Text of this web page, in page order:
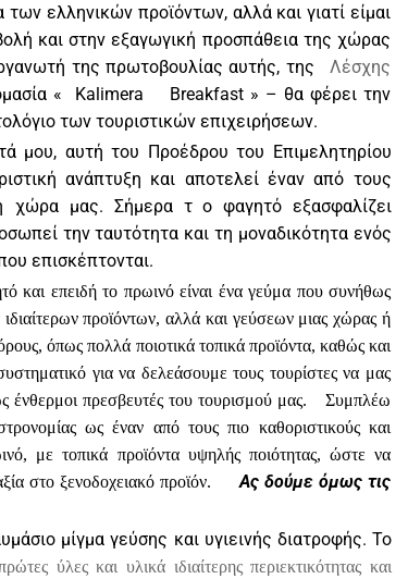
ελληνικών προϊόντων, αλλά και γιατί είμαι
και στην εξαγωγική προσπάθεια της χώρας
της πρωτοβουλίας αυτής, της
Λέσχης
« Kalimera Breakfast » – θα φέρει την
των τουριστικών επιχειρήσεων.
μου, αυτή του Προέδρου του Επιμελητηρίου
ανάπτυξη και αποτελεί έναν από τους
χώρα μας. Σήμερα τ ο φαγητό εξασφαλίζει
την ταυτότητα και τη μοναδικότητα ενός
επισκέπτονται.
και επειδή το πρωινό είναι ένα γεύμα που συνήθως
προϊόντων, αλλά και γεύσεων μιας χώρας ή
όπως πολλά ποιοτικά τοπικά προϊόντα, καθώς και
για να δελεάσουμε τους τουρίστες να μας
ένθερμοι πρεσβευτές του τουρισμού μας.
Συμπλέω
ως έναν από τους πιο καθοριστικούς και
με τοπικά προϊόντα υψηλής ποιότητας, ώστε να
στο ξενοδοχειακό προϊόν.
Ας δούμε όμως τις
μίγμα γεύσης και υγιεινής διατροφής. Το
ύλες και υλικά ιδιαίτερης περιεκτικότητας και